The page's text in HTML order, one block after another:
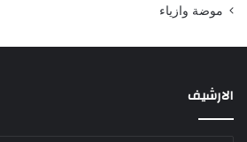
موضة وازياء
الارشيف